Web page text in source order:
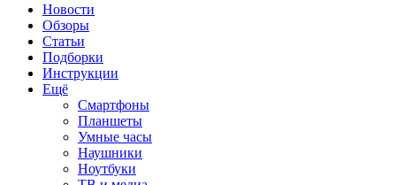
Новости
Обзоры
Статьи
Подборки
Инструкции
Ещё
Смартфоны
Планшеты
Умные часы
Наушники
Ноутбуки